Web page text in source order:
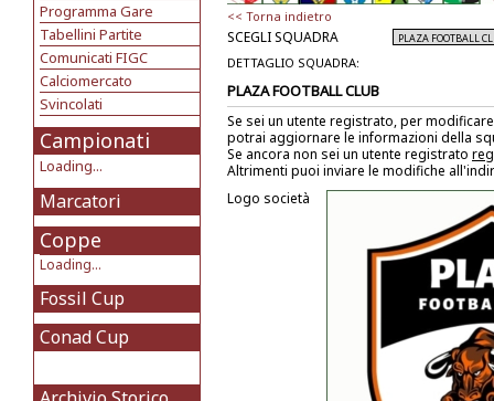
Programma Gare
Tabellini Partite
Comunicati FIGC
Calciomercato
Svincolati
Campionati
Loading...
Marcatori
Coppe
Loading...
Fossil Cup
Conad Cup
<< Torna indietro
SCEGLI SQUADRA
DETTAGLIO SQUADRA:
PLAZA FOOTBALL CLUB
Se sei un utente registrato, per
potrai aggiornare le informazioni della
Se ancora non sei un utente registrato
Altrimenti puoi inviare le modifiche
Logo società